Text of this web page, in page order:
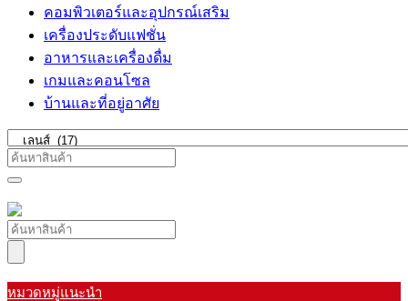
คอมพิวเตอร์และอุปกรณ์เสริม
เครื่องประดับแฟชั่น
อาหารและเครื่องดื่ม
เกมและคอนโซล
บ้านและที่อยู่อาศัย
หมวดหมู่แนะนำ